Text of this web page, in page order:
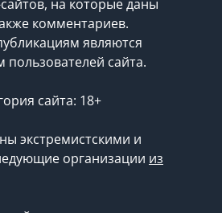
на которые даны
комментариев.
являются
сайта.
сайта: 18+
экстремистскими и
организации из